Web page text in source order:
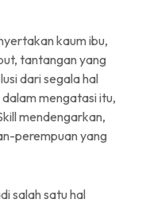
kaum ibu,
tantangan yang
dari segala hal
mengatasi itu,
mendengarkan,
perempuan yang
salah satu hal